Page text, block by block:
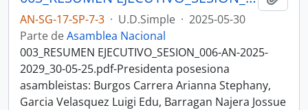
AN-SG-17-SP-7-3 · U.D.Simple · 2025-05-30
Parte deAsamblea Nacional
003_RESUMEN EJECUTIVO_SESION_006-AN-2025-
2029_30-05-25.pdf-Presidenta posesiona
asambleistas: Burgos Carrera Arianna Stephany,
Garcia Velasquez Luigi Edu, Barragan Najera Jossue